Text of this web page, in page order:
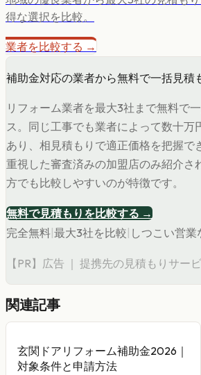
得な選択を比較。
業者を比較する →
補助金対応の業者から無料で一括見積
リフォーム業者を最大3社まで無料で
ス。同じ工事でも業者によって数十万
あり、相見積もりで適正価格を把握で
重視した審査済みの加盟店のみ紹介さ
方でも比較しやすいのが特徴です。
無料で見積もりを比較する →
完全無料 最大3社を比較 しつこい営業
【PR】広告 ｜ 提携先の見積もりサー
関連記事
玄関ドアリフォーム補助金2026｜
対象条件と申請方法